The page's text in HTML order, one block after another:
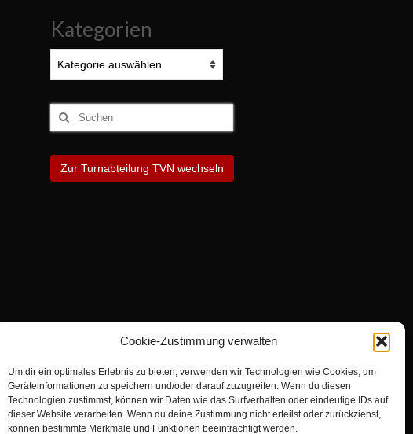
Cookie-Zustimmung verwalten
Um dir ein optimales Erlebnis zu bieten, verwenden wir Technologien wie Cookies, um
Geräteinformationen zu speichern und/oder darauf zuzugreifen. Wenn du diesen
Technologien zustimmst, können wir Daten wie das Surfverhalten oder eindeutige IDs auf
dieser Website verarbeiten. Wenn du deine Zustimmung nicht erteilst oder zurückziehst,
können bestimmte Merkmale und Funktionen beeinträchtigt werden.
Kategorien
Suchen
nach:
Zur Turnabteilung TVN wechseln